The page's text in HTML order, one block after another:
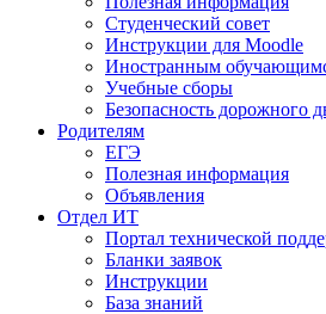
Студенческий совет
Инструкции для Moodle
Иностранным
Учебные сборы
Безопасность дорожного
Родителям
ЕГЭ
Полезная информация
Объявления
Отдел ИТ
Портал технической
Бланки заявок
Инструкции
База знаний